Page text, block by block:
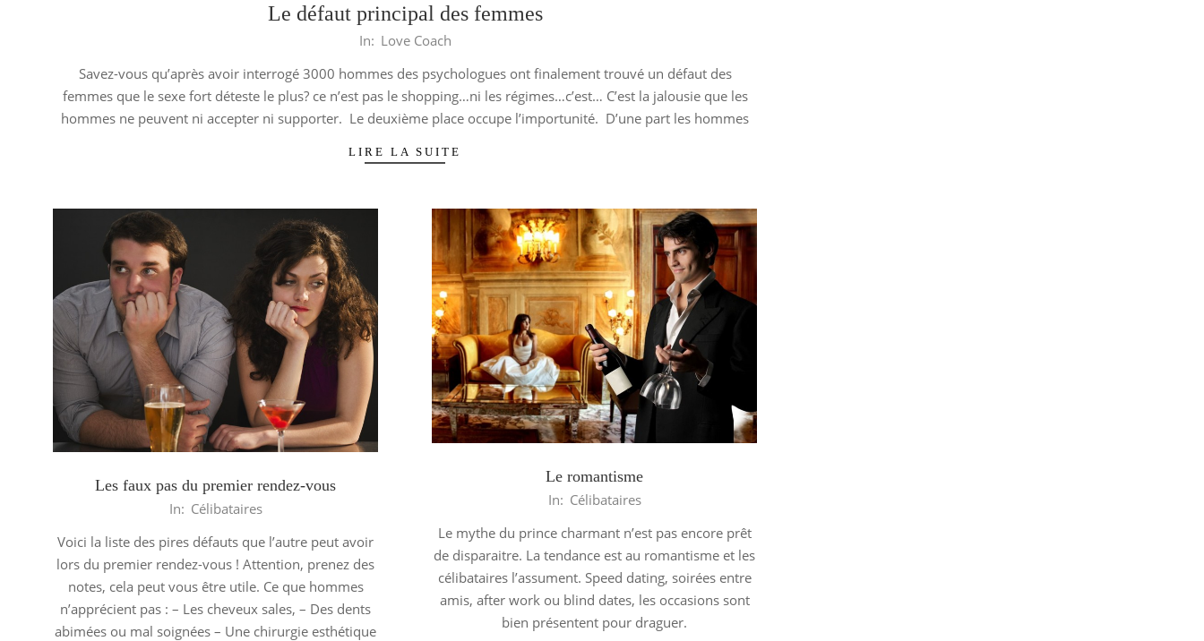
Le défaut principal des femmes
In: Love Coach
Savez-vous qu’après avoir interrogé 3000 hommes des psychologues ont finalement trouvé un défaut des
femmes que le sexe fort déteste le plus? ce n’est pas le shopping…ni les régimes…c’est… C’est la jalousie que les
hommes ne peuvent ni accepter ni supporter. Le deuxième place occupe l’importunité. D’une part les hommes
LIRE LA SUITE
Les faux pas du premier rendez-vous
05
In: Célibataires
Voici la liste des pires défauts que l’autre peut avoir
lors du premier rendez-vous ! Attention, prenez des
notes, cela peut vous être utile. Ce que hommes
n’apprécient pas : – Les cheveux sales, – Des dents
abimées ou mal soignées – Une chirurgie esthétique
Le romantisme
05
In: Célibataires
Le mythe du prince charmant n’est pas encore prêt
de disparaitre. La tendance est au romantisme et les
célibataires l’assument. Speed dating, soirées entre
amis, after work ou blind dates, les occasions sont
bien présentent pour draguer.